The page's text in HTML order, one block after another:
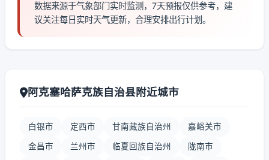
数据来源于气象部门实时监测，7天预报仅供参考，建
议关注每日实时天气更新，合理安排出行计划。
阿克塞哈萨克族自治县附近城市
白银市 定西市 甘南藏族自治州 嘉峪关市
金昌市 兰州市 临夏回族自治州 陇南市